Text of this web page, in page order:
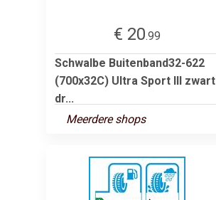
€ 20.99
Schwalbe Buitenband32-622
(700x32C) Ultra Sport III zwart
dr...
Meerdere shops